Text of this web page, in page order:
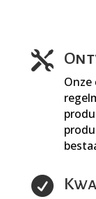

